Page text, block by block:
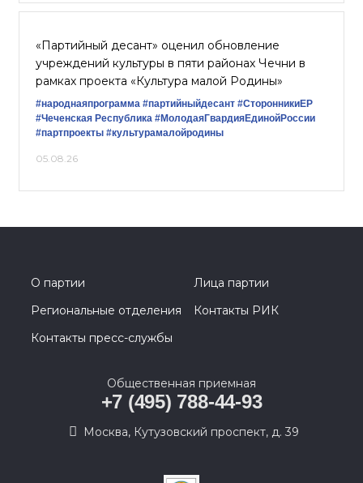
«Партийный десант» оценил обновление
учреждений культуры в пяти районах Чечни в
рамках проекта «Культура малой Родины»
#народнаяпрограмма #партийныйдесант #СторонникиЕР
#Чеченская Республика #МолодаяГвардияЕдинойРоссии
#партпроекты #культурамалойродины
05.08.26
О партии
Лица партии
Региональные отделения
Контакты РИК
Контакты пресс-службы
Общественная приемная
+7 (495) 788-44-93
Москва, Кутузовский проспект, д. 39